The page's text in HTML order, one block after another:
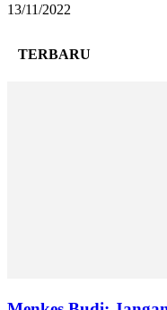
13/11/2022
TERBARU